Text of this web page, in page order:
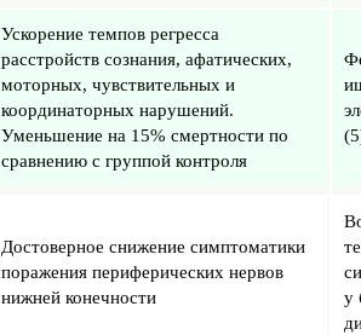
Ускорение темпов регресса
расстройств сознания, афатических,
моторных, чувствительных и
координаторных нарушений.
Уменьшение на 15% смертности по
сравнению с группой контроля
Достоверное снижение симптоматики
поражения периферических нервов
нижней конечности
у